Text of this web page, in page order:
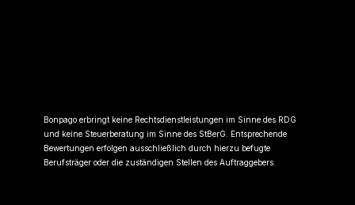
Bonpago erbringt keine Rechtsdienstleistungen im Sinne des RDG
und keine Steuerberatung im Sinne des StBerG. Entsprechende
Bewertungen erfolgen ausschließlich durch hierzu befugte
Berufsträger oder die zuständigen Stellen des Auftraggebers.